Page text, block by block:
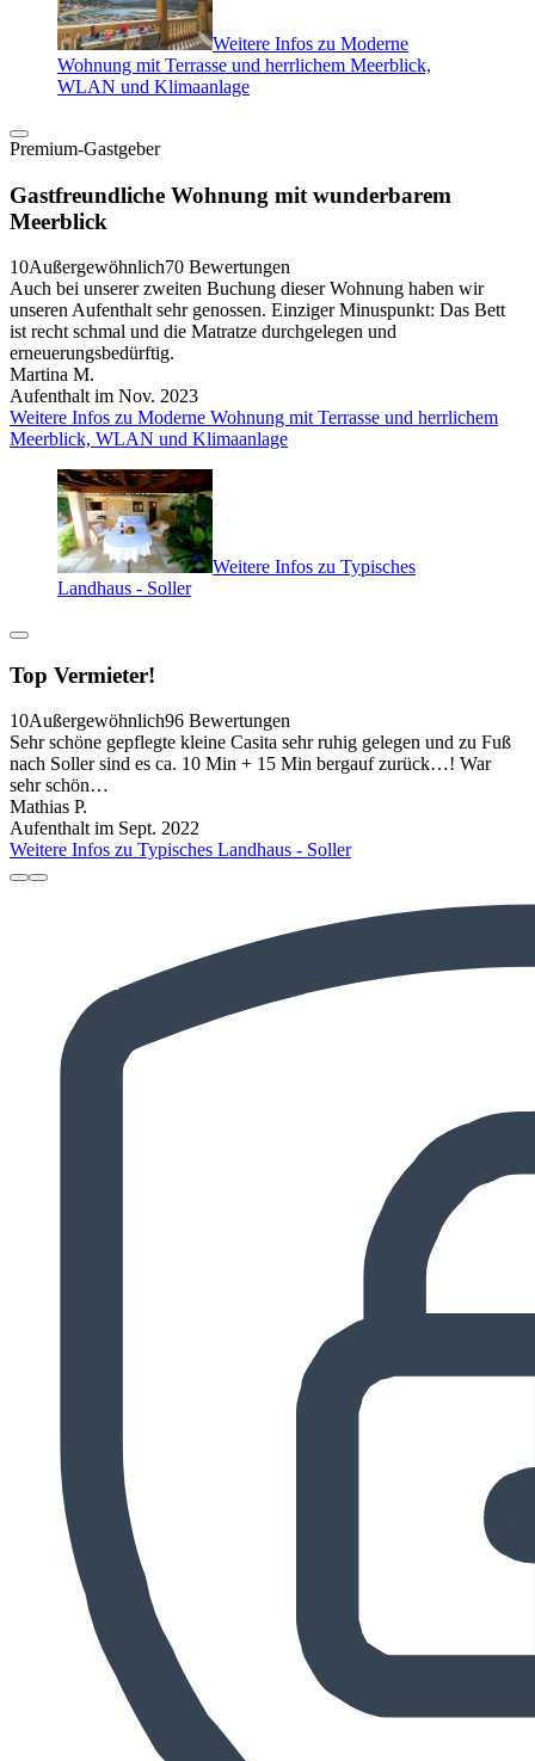
Weitere Infos zu Moderne
Wohnung mit Terrasse und herrlichem Meerblick,
WLAN und Klimaanlage
Premium-Gastgeber
Gastfreundliche Wohnung mit wunderbarem
Meerblick
10Außergewöhnlich70 Bewertungen
Auch bei unserer zweiten Buchung dieser Wohnung haben wir
unseren Aufenthalt sehr genossen. Einziger Minuspunkt: Das Bett
ist recht schmal und die Matratze durchgelegen und
erneuerungsbedürftig.
Martina M.
Aufenthalt im Nov. 2023
Weitere Infos zu Moderne Wohnung mit Terrasse und herrlichem
Meerblick, WLAN und Klimaanlage
Weitere Infos zu Typisches
Landhaus - Soller
Top Vermieter!
10Außergewöhnlich96 Bewertungen
Sehr schöne gepflegte kleine Casita sehr ruhig gelegen und zu Fuß
nach Soller sind es ca. 10 Min + 15 Min bergauf zurück…! War
sehr schön…
Mathias P.
Aufenthalt im Sept. 2022
Weitere Infos zu Typisches Landhaus - Soller